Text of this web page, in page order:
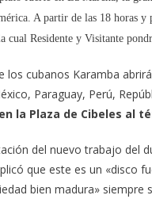
A partir de las 18 horas y
cual Residente y Visitante
los cubanos Karamba
Paraguay, Perú,
la Plaza de Cibeles al
del nuevo trabajo del
que este es un «disco
bien madura»